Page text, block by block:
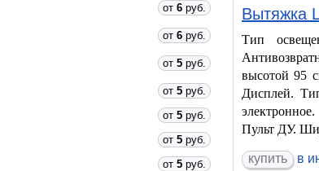
от 6 руб.
от 6 руб.
от 5 руб.
от 5 руб.
от 5 руб.
от 5 руб.
от 5 руб.
Вытяжка
Тип
высотой 95
Дисплей.
Пульт ДУ.
в